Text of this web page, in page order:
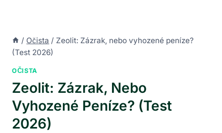
/ Očista / Zeolit: Zázrak, nebo vyhozené peníze?
(Test 2026)
OČISTA
Zeolit: Zázrak, Nebo
Vyhozené Peníze? (Test
2026)